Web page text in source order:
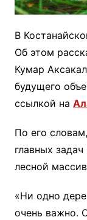
В
Об этом
Кумар
будущего
ссылкой на
По его
главных
лесной
«Ни одно
очень важно.